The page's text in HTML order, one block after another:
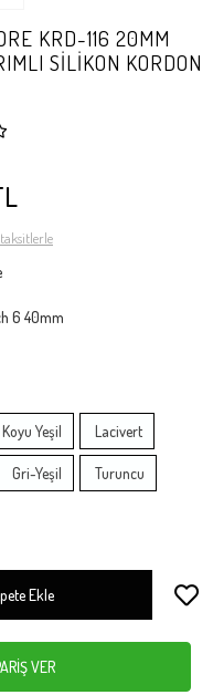
KRD-116 20MM
SİLİKON KORDON
taksitlerle
6 40mm
Koyu Yeşil Lacivert
Gri-Yeşil Turuncu
Ekle
VER